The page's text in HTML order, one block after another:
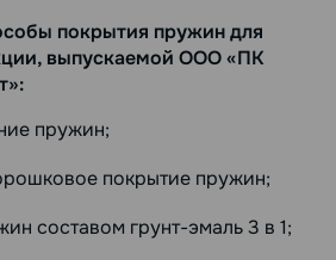
покрытия пружин для
выпускаемой ООО «ПК
пружин;
покрытие пружин;
составом грунт-эмаль 3 в 1;